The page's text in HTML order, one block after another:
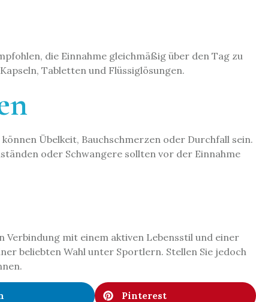
die Einnahme gleichmäßig über den Tag zu
Tabletten und Flüssiglösungen.
Übelkeit, Bauchschmerzen oder Durchfall sein.
oder Schwangere sollten vor der Einnahme
mit einem aktiven Lebensstil und einer
beliebten Wahl unter Sportlern. Stellen Sie jedoch
Pinterest